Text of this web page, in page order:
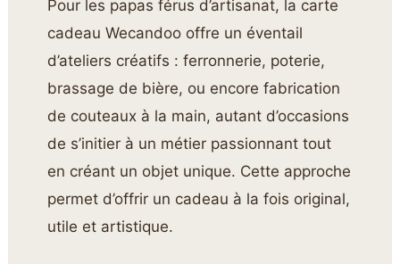
Pour les papas férus d’artisanat, la carte
cadeau Wecandoo offre un éventail
d’ateliers créatifs : ferronnerie, poterie,
brassage de bière, ou encore fabrication
de couteaux à la main, autant d’occasions
de s’initier à un métier passionnant tout
en créant un objet unique. Cette approche
permet d’offrir un cadeau à la fois original,
utile et artistique.